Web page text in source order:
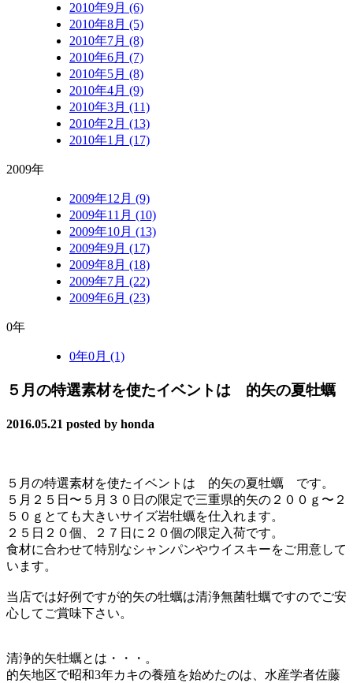
2010年9月 (6)
2010年8月 (5)
2010年7月 (8)
2010年6月 (7)
2010年5月 (8)
2010年4月 (9)
2010年3月 (11)
2010年2月 (13)
2010年1月 (17)
2009年
2009年12月 (9)
2009年11月 (10)
2009年10月 (13)
2009年9月 (17)
2009年8月 (18)
2009年7月 (22)
2009年6月 (23)
0年
0年0月 (1)
５月の特選素材を使たイベントは 的矢の夏牡蠣
2016.05.21 posted by honda
５月の特選素材を使たイベントは 的矢の夏牡蠣 です。
５月２５日〜５月３０日の限定で三重県的矢の２００ｇ〜２
５０ｇとても大きいサイズ岩牡蠣を仕入れます。
２５日２０個、２７日に２０個の限定入荷です。
食材に合わせて特別なシャンパンやウイスキーをご用意して
います。
当店では好例ですが的矢の牡蠣は清浄無菌牡蠣ですのでご安
心してご賞味下さい。
清浄的矢牡蠣とは・・・。
的矢地区で昭和3年カキの養殖を始めたのは、水産学者佐藤